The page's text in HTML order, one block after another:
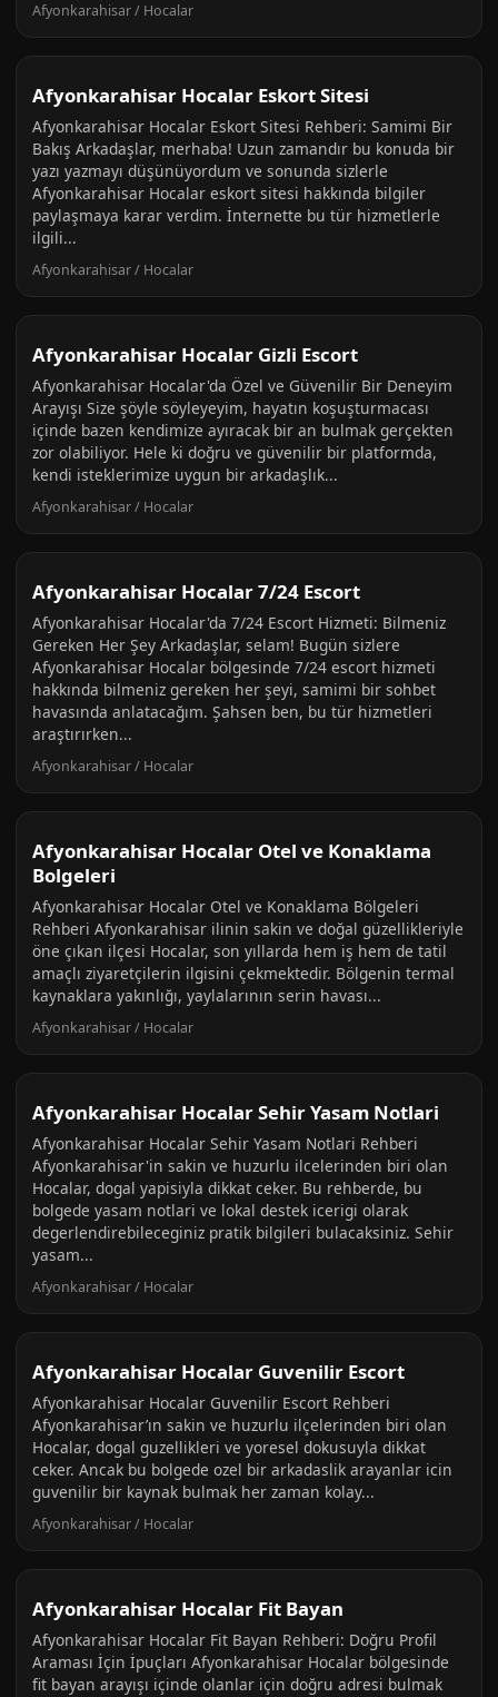
Afyonkarahisar / Hocalar
Afyonkarahisar Hocalar Eskort Sitesi
Afyonkarahisar Hocalar Eskort Sitesi Rehberi: Samimi Bir
Bakış Arkadaşlar, merhaba! Uzun zamandır bu konuda bir
yazı yazmayı düşünüyordum ve sonunda sizlerle
Afyonkarahisar Hocalar eskort sitesi hakkında bilgiler
paylaşmaya karar verdim. İnternette bu tür hizmetlerle
ilgili...
Afyonkarahisar / Hocalar
Afyonkarahisar Hocalar Gizli Escort
Afyonkarahisar Hocalar'da Özel ve Güvenilir Bir Deneyim
Arayışı Size şöyle söyleyeyim, hayatın koşuşturmacası
içinde bazen kendimize ayıracak bir an bulmak gerçekten
zor olabiliyor. Hele ki doğru ve güvenilir bir platformda,
kendi isteklerimize uygun bir arkadaşlık...
Afyonkarahisar / Hocalar
Afyonkarahisar Hocalar 7/24 Escort
Afyonkarahisar Hocalar'da 7/24 Escort Hizmeti: Bilmeniz
Gereken Her Şey Arkadaşlar, selam! Bugün sizlere
Afyonkarahisar Hocalar bölgesinde 7/24 escort hizmeti
hakkında bilmeniz gereken her şeyi, samimi bir sohbet
havasında anlatacağım. Şahsen ben, bu tür hizmetleri
araştırırken...
Afyonkarahisar / Hocalar
Afyonkarahisar Hocalar Otel ve Konaklama
Bolgeleri
Afyonkarahisar Hocalar Otel ve Konaklama Bölgeleri
Rehberi Afyonkarahisar ilinin sakin ve doğal güzellikleriyle
öne çıkan ilçesi Hocalar, son yıllarda hem iş hem de tatil
amaçlı ziyaretçilerin ilgisini çekmektedir. Bölgenin termal
kaynaklara yakınlığı, yaylalarının serin havası...
Afyonkarahisar / Hocalar
Afyonkarahisar Hocalar Sehir Yasam Notlari
Afyonkarahisar Hocalar Sehir Yasam Notlari Rehberi
Afyonkarahisar'in sakin ve huzurlu ilcelerinden biri olan
Hocalar, dogal yapisiyla dikkat ceker. Bu rehberde, bu
bolgede yasam notlari ve lokal destek icerigi olarak
degerlendirebileceginiz pratik bilgileri bulacaksiniz. Sehir
yasam...
Afyonkarahisar / Hocalar
Afyonkarahisar Hocalar Guvenilir Escort
Afyonkarahisar Hocalar Guvenilir Escort Rehberi
Afyonkarahisar’ın sakin ve huzurlu ilçelerinden biri olan
Hocalar, dogal guzellikleri ve yoresel dokusuyla dikkat
ceker. Ancak bu bolgede ozel bir arkadaslik arayanlar icin
guvenilir bir kaynak bulmak her zaman kolay...
Afyonkarahisar / Hocalar
Afyonkarahisar Hocalar Fit Bayan
Afyonkarahisar Hocalar Fit Bayan Rehberi: Doğru Profil
Araması İçin İpuçları Afyonkarahisar Hocalar bölgesinde
fit bayan arayışı içinde olanlar için doğru adresi bulmak